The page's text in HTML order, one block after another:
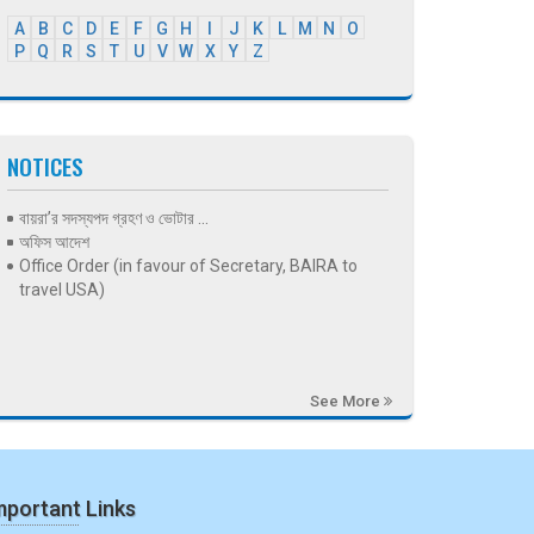
A B C D E F G H J K L M N
O
P
Q R S T U V W X Y Z
NOTICES
বায়রা’র সদস্যপদ গ্রহণ ও ভোটার ...
অফিস আদেশ
Office Order (in favour of Secretary, BAIRA to
travel USA)
See More
Links